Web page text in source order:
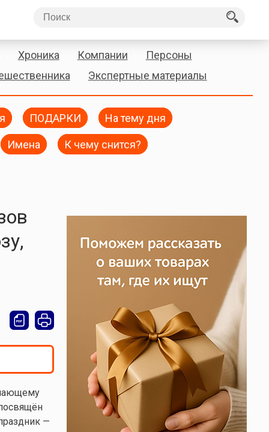
Хроника Компании
Персоны
Экспертные материалы
ПОДАРКИ На тему дня
Имена К чему снится?
—